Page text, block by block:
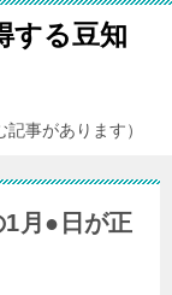
する豆知
事があります）
月●日が正